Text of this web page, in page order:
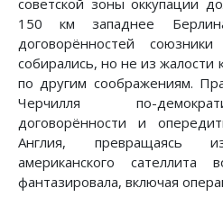
советской зоны оккупации
150 км западнее
договорённостей
собирались, но не из жалости
по другим соображениям.
Черчилля по-
договорённости и
Англия, превращаясь
американского
фантазировала, включая